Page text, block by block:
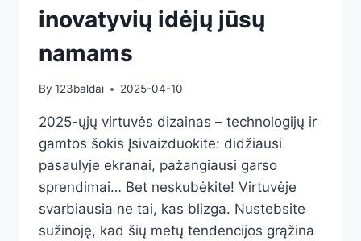
inovatyvių idėjų jūsų
namams
By 123baldai 2025-04-10
2025-ųjų virtuvės dizainas – technologijų ir
gamtos šokis Įsivaizduokite: didžiausi
pasaulyje ekranai, pažangiausi garso
sprendimai… Bet neskubėkite! Virtuvėje
svarbiausia ne tai, kas blizga. Nustebsite
sužinoję, kad šių metų tendencijos grąžina